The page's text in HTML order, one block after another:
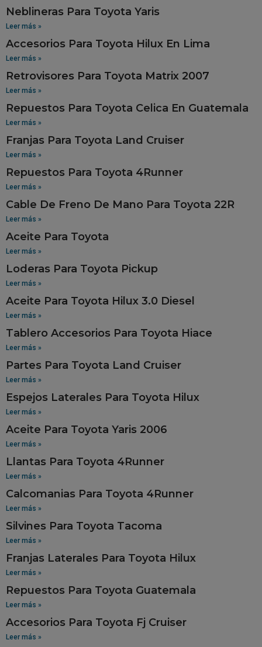
Neblineras Para Toyota Yaris
Leer más »
Accesorios Para Toyota Hilux En Lima
Leer más »
Retrovisores Para Toyota Matrix 2007
Leer más »
Repuestos Para Toyota Celica En Guatemala
Leer más »
Franjas Para Toyota Land Cruiser
Leer más »
Repuestos Para Toyota 4Runner
Leer más »
Cable De Freno De Mano Para Toyota 22R
Leer más »
Aceite Para Toyota
Leer más »
Loderas Para Toyota Pickup
Leer más »
Aceite Para Toyota Hilux 3.0 Diesel
Leer más »
Tablero Accesorios Para Toyota Hiace
Leer más »
Partes Para Toyota Land Cruiser
Leer más »
Espejos Laterales Para Toyota Hilux
Leer más »
Aceite Para Toyota Yaris 2006
Leer más »
Llantas Para Toyota 4Runner
Leer más »
Calcomanias Para Toyota 4Runner
Leer más »
Silvines Para Toyota Tacoma
Leer más »
Franjas Laterales Para Toyota Hilux
Leer más »
Repuestos Para Toyota Guatemala
Leer más »
Accesorios Para Toyota Fj Cruiser
Leer más »